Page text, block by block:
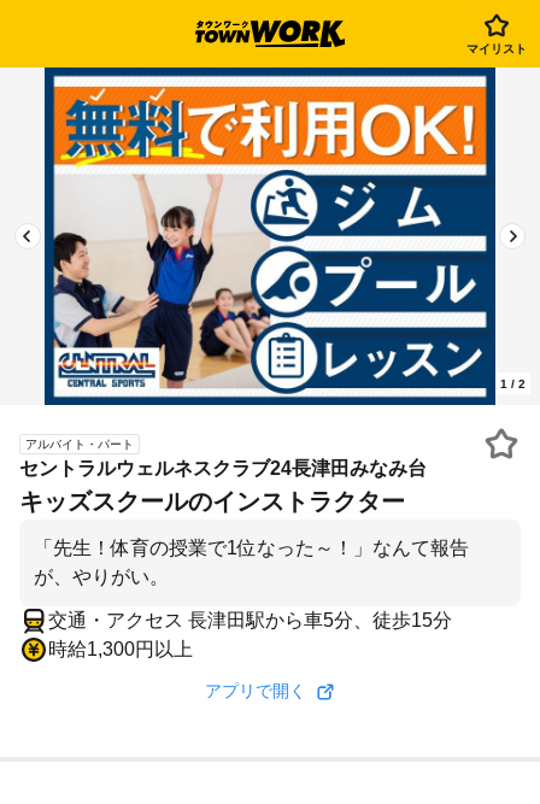
マイリスト
1 / 2
アルバイト・パート
セントラルウェルネスクラブ24長津田みなみ台
キッズスクールのインストラクター
「先生！体育の授業で1位なった～！」なんて報告
が、やりがい。
交通・アクセス 長津田駅から車5分、徒歩15分
時給1,300円以上
アプリで開く